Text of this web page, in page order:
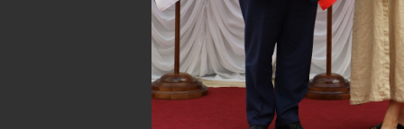
добровольческих объединений, сфер образования,
здравоохранения, строительства, культуры, транспорта,
энергетики и других направлений.